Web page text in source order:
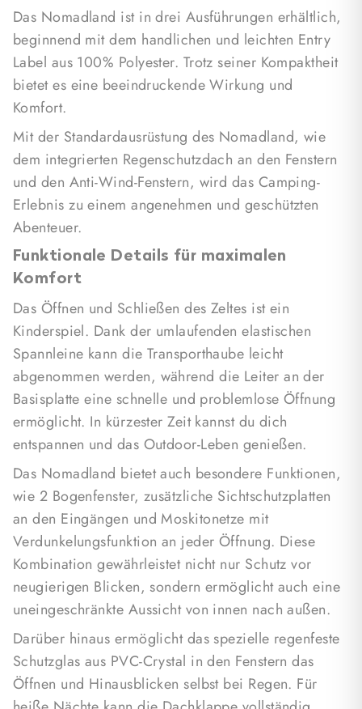
Das Nomadland bietet auch besondere Funktionen,
wie 2 Bogenfenster, zusätzliche Sichtschutzplatten
an den Eingängen und Moskitonetze mit
Verdunkelungsfunktion an jeder Öffnung. Diese
Kombination gewährleistet nicht nur Schutz vor
neugierigen Blicken, sondern ermöglicht auch eine
uneingeschränkte Aussicht von innen nach außen.
Darüber hinaus ermöglicht das spezielle regenfeste
Schutzglas aus PVC-Crystal in den Fenstern das
Öffnen und Hinausblicken selbst bei Regen. Für
heiße Nächte kann die Dachklappe vollständig
geöffnet werden, geschützt durch das Moskitonetz
mit Verdunkelungsfunktion, um eine angenehme
Luftzirkulation zu gewährleisten und unter dem
klaren Sternenhimmel einzuschlafen.
Größenoptionen für individuelle
Bedürfnisse
Das Nomadland ist in drei Größen erhältlich: Small
für 2 Erwachsene, Medium für 2 Erwachsene und 2
Kinder und Large ebenfalls für 2 Erwachsene und 2
Kinder geeignet. Jede Größe bietet den richtigen
Raum und Komfort für unvergessliche
Campingabenteuer.
Zusätzliches Zubehör wie eine Stoffkleidekabine für
mehr Sichtschutz oder ein Reißverschluss an den
Ecken für andere Verwendungen kann auf Anfrage
hinzugefügt werden.
Das Nomadland verkörpert die Philosophie von
"Wesentliches ohne Verzicht auf Komfort" und bietet
Das Nomadland ist in drei Ausführungen erhältlich,
beginnend mit dem handlichen und leichten Entry
Label aus 100% Polyester. Trotz seiner Kompaktheit
bietet es eine beeindruckende Wirkung und
Komfort.
Mit der Standardausrüstung des Nomadland, wie
dem integrierten Regenschutzdach an den Fenstern
und den Anti-Wind-Fenstern, wird das Camping-
Erlebnis zu einem angenehmen und geschützten
Abenteuer.
Funktionale Details für maximalen
Komfort
Das Öffnen und Schließen des Zeltes ist ein
Kinderspiel. Dank der umlaufenden elastischen
Spannleine kann die Transporthaube leicht
abgenommen werden, während die Leiter an der
Basisplatte eine schnelle und problemlose Öffnung
ermöglicht. In kürzester Zeit kannst du dich
entspannen und das Outdoor-Leben genießen.
Das Nomadland bietet auch besondere Funktionen,
wie 2 Bogenfenster, zusätzliche Sichtschutzplatten
an den Eingängen und Moskitonetze mit
Verdunkelungsfunktion an jeder Öffnung. Diese
Kombination gewährleistet nicht nur Schutz vor
neugierigen Blicken, sondern ermöglicht auch eine
uneingeschränkte Aussicht von innen nach außen.
Darüber hinaus ermöglicht das spezielle regenfeste
Schutzglas aus PVC-Crystal in den Fenstern das
Öffnen und Hinausblicken selbst bei Regen. Für